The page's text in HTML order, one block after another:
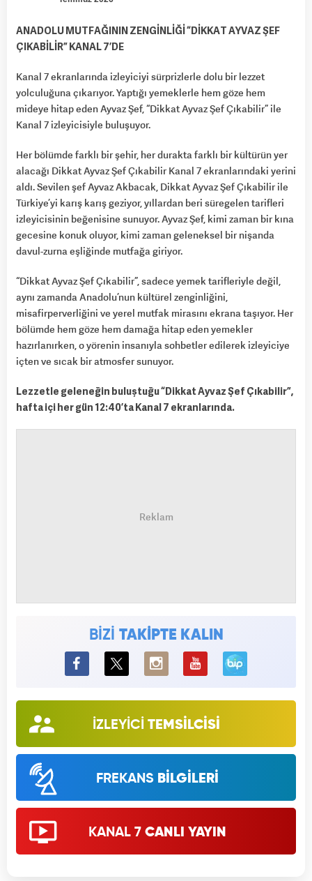
ANADOLU MUTFAĞININ ZENGİNLİĞİ “DİKKAT AYVAZ ŞEF
ÇIKABİLİR” KANAL 7’DE
Kanal 7 ekranlarında izleyiciyi sürprizlerle dolu bir lezzet
yolculuğuna çıkarıyor. Yaptığı yemeklerle hem göze hem
mideye hitap eden Ayvaz Şef, “Dikkat Ayvaz Şef Çıkabilir” ile
Kanal 7 izleyicisiyle buluşuyor.
Her bölümde farklı bir şehir, her durakta farklı bir kültürün yer
alacağı Dikkat Ayvaz Şef Çıkabilir Kanal 7 ekranlarındaki yerini
aldı. Sevilen şef Ayvaz Akbacak, Dikkat Ayvaz Şef Çıkabilir ile
Türkiye’yi karış karış geziyor, yıllardan beri süregelen tarifleri
izleyicisinin beğenisine sunuyor. Ayvaz Şef, kimi zaman bir kına
gecesine konuk oluyor, kimi zaman geleneksel bir nişanda
davul-zurna eşliğinde mutfağa giriyor.
“Dikkat Ayvaz Şef Çıkabilir”, sadece yemek tarifleriyle değil,
aynı zamanda Anadolu’nun kültürel zenginliğini,
misafirperverliğini ve yerel mutfak mirasını ekrana taşıyor. Her
bölümde hem göze hem damağa hitap eden yemekler
hazırlanırken, o yörenin insanıyla sohbetler edilerek izleyiciye
içten ve sıcak bir atmosfer sunuyor.
Lezzetle geleneğin buluştuğu “Dikkat Ayvaz Şef Çıkabilir”,
hafta içi her gün 12:40’ta Kanal 7 ekranlarında.
BİZİ TAKİPTE KALIN
BiP
İZLEYİCİ TEMSİLCİSİ
FREKANS BİLGİLERİ
KANAL 7 CANLI YAYIN